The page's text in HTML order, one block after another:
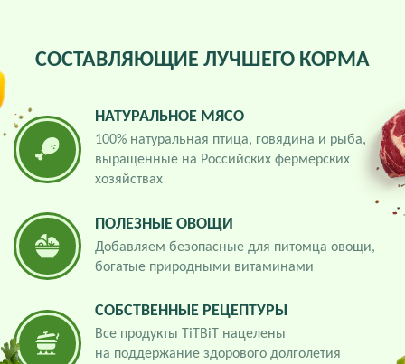
СОСТАВЛЯЮЩИЕ ЛУЧШЕГО КОРМА
НАТУРАЛЬНОЕ МЯСО
100% натуральная птица, говядина и рыба,
выращенные на Российских фермерских
хозяйствах
ПОЛЕЗНЫЕ ОВОЩИ
Добавляем безопасные для питомца овощи,
богатые природными витаминами
СОБСТВЕННЫЕ РЕЦЕПТУРЫ
Все продукты TiTBiT нацелены
на поддержание здорового долголетия